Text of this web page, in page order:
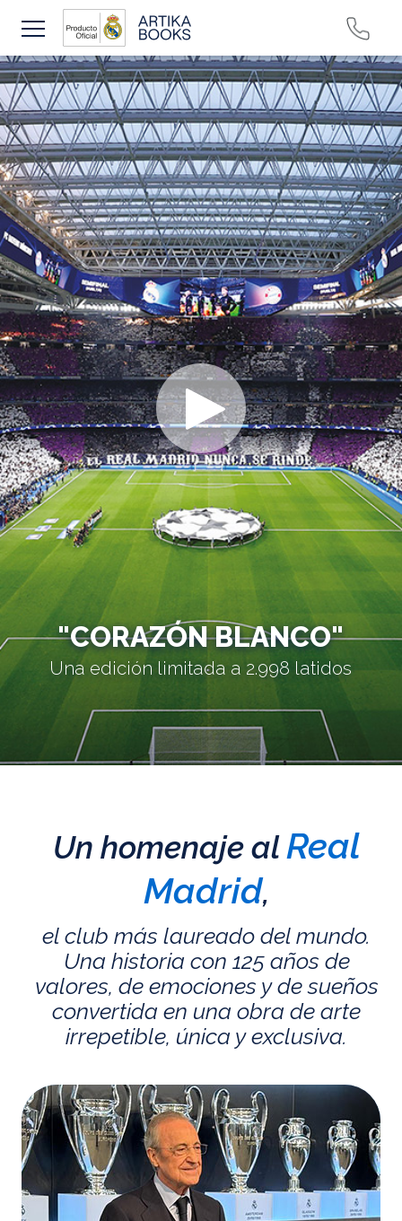
"CORAZÓN BLANCO"
Una edición limitada a 2.998 latidos
Un homenaje alReal
Madrid,
el club más laureado del mundo.
Una historia con 125 años de
valores, de emociones y de sueños
convertida en una obra de arte
irrepetible, única y exclusiva.